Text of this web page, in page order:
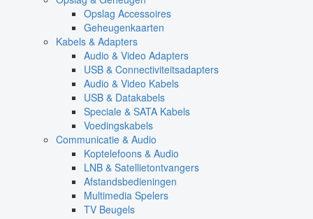
Opslag Accessoires
Geheugenkaarten
Kabels & Adapters
Audio & Video Adapters
USB & Connectiviteitsadapters
Audio & Video Kabels
USB & Datakabels
Speciale & SATA Kabels
Voedingskabels
Communicatie & Audio
Koptelefoons & Audio
LNB & Satellietontvangers
Afstandsbedieningen
Multimedia Spelers
TV Beugels